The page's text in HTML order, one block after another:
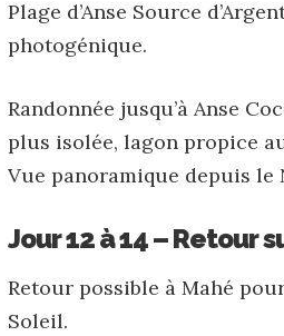
Plage d’Anse Source
photogénique.
Randonnée jusqu’à Anse
plus isolée, lagon propice
Vue panoramique depuis le
Jour 12 à 14 – Retour
Retour possible à Mahé
Soleil.